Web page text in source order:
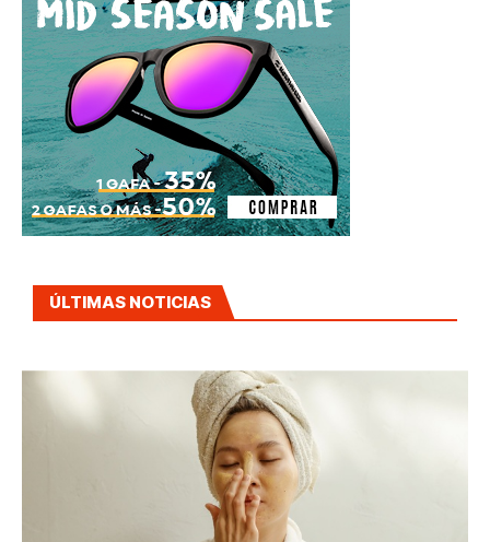
ÚLTIMAS NOTICIAS